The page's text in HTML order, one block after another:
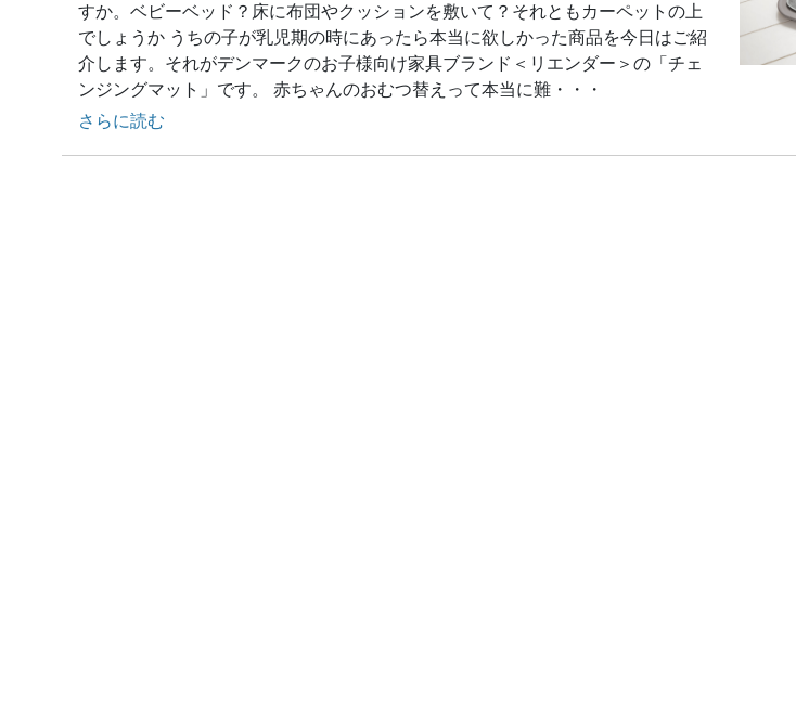
すか。ベビーベッド？床に布団やクッションを敷いて？それともカーペットの上
でしょうか うちの子が乳児期の時にあったら本当に欲しかった商品を今日はご紹
介します。それがデンマークのお子様向け家具ブランド＜リエンダー＞の「チェ
ンジングマット」です。 赤ちゃんのおむつ替えって本当に難・・・
さらに読む